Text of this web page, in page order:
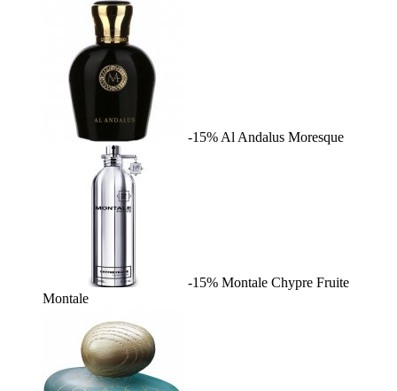
-15% Al Andalus Moresque
-15% Montale Chypre Fruite
Montale